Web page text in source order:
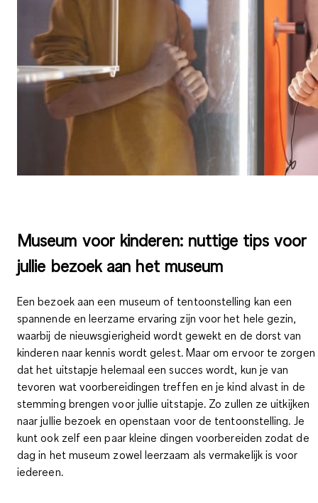
Museum voor kinderen: nuttige tips voor
jullie bezoek aan het museum
Een bezoek aan een museum of tentoonstelling kan een
spannende en leerzame ervaring zijn voor het hele gezin,
waarbij de nieuwsgierigheid wordt gewekt en de dorst van
kinderen naar kennis wordt gelest. Maar om ervoor te zorgen
dat het uitstapje helemaal een succes wordt, kun jevan
tevoren wat voorbereidingen treffen en jekind alvast in de
stemming brengen voor jullie uitstapje. Zo zullen ze uitkijken
naar jullie bezoek en openstaan voor de tentoonstelling. Je
kunt ook zelf een paar kleine dingen voorbereiden zodat de
dag in het museum zowel leerzaam als vermakelijk is voor
iedereen.